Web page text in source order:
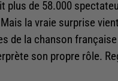
plus de 58.000
la vraie surprise
de la chanson
son propre rôle.